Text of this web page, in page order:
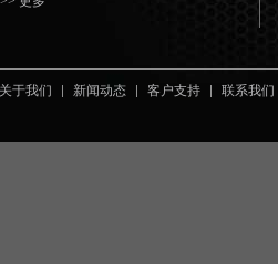
关于我们 新闻动态 客户支持 联系我们